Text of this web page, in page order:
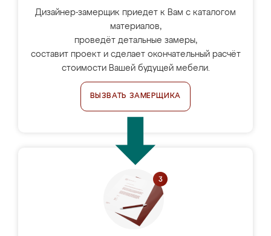
Дизайнер-замерщик приедет к Вам с каталогом
материалов,
проведёт детальные замеры,
составит проект и сделает окончательный расчёт
стоимости Вашей будущей мебели.
ВЫЗВАТЬ ЗАМЕРЩИКА